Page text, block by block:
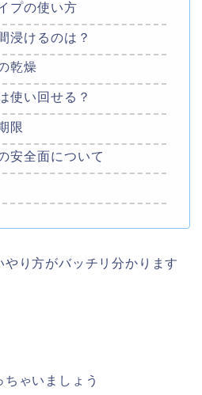
プの使い方
浸けるのは？
乾燥
使い回せる？
限
安全面について
り方がバッチリ分かります
ゃいましょう